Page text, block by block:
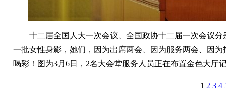
十二届全国人大一次会议、全国政协十二届一次会议分
一批女性身影，她们，因为出席两会、因为服务两会、因
喝彩！图为3月6日，2名大会堂服务人员正在布置金色大厅
1 2 3 4